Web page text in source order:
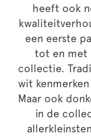
heeft ook
een eerste
tot en met
collectie.
wit
Maar ook
in de